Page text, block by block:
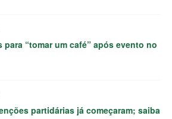
“tomar um café” após evento no
partidárias já começaram; saiba